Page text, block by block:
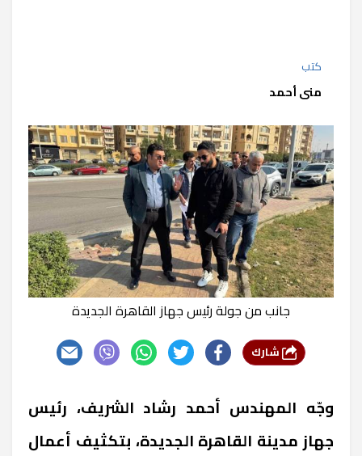
كتب
منى أحمد
جانب من جولة رئيس جهاز القاهرة الجديدة
وجّه المهندس أحمد رشاد الشريف، رئيس
جهاز مدينة القاهرة الجديدة، بتكثيف أعمال